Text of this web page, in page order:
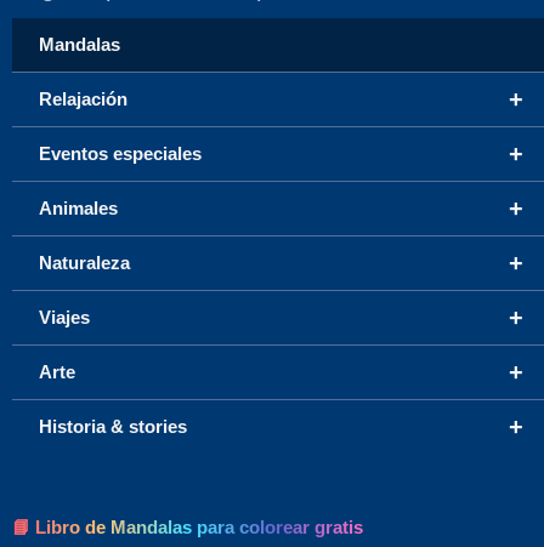
Mandalas
+
Relajación
+
Eventos especiales
+
Animales
+
Naturaleza
+
Viajes
+
Arte
+
Historia & stories
📘 Libro de Mandalas para colorear gratis